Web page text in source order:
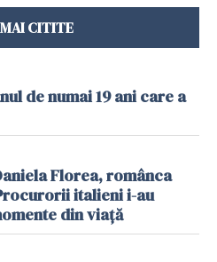
CITITE
de numai 19 ani care a
Florea, românca
italieni i-au
din viață